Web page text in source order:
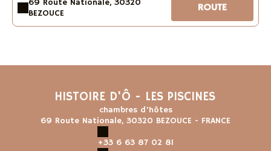
69 Route Nationale, 30320
BEZOUCE
ROUTE
HISTOIRE D'Ô - LES PISCINES
chambres d'hôtes
69 Route Nationale, 30320 BEZOUCE - FRANCE
+33 6 63 87 02 81